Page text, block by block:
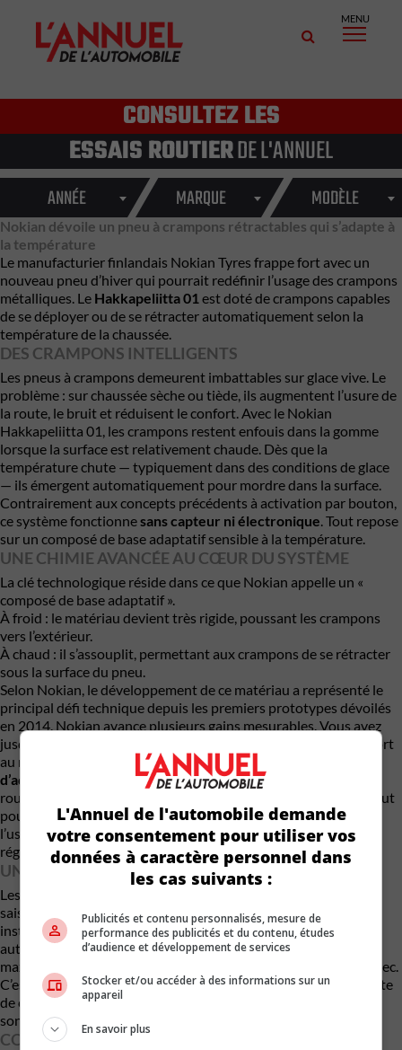
MENU
CONSULTEZ LES
ESSAIS ROUTIERDE L'ANNUEL
ANNÉE MARQUE MODÈLE
Nokian dévoile un pneu à crampons rétractables qui s’adapte à
la température
Le manufacturier finlandais Nokian Tyres frappe fort avec un
nouveau pneu d’hiver qui pourrait redéfinir l’usage des crampons
métalliques. Le Hakkapeliitta 01 est doté de crampons capables
de se déployer ou de se rétracter automatiquement selon la
température de la chaussée.
DES CRAMPONS INTELLIGENTS
Les pneus à crampons demeurent imbattables sur glace vive. Le
problème : sur chaussée sèche ou tiède, ils augmentent l’usure de
la route, le bruit et réduisent le confort. Avec le Nokian
Hakkapeliitta 01, les crampons restent enfouis dans la gomme
lorsque la surface est relativement chaude. Dès que la
température chute — typiquement dans des conditions de glace
— ils émergent automatiquement pour mordre dans la surface.
Contrairement aux concepts précédents à activation par bouton,
ce système fonctionnesans capteur ni électronique. Tout repose
sur un composé de base adaptatif sensible à la température.
UNE CHIMIE AVANCÉE AU CŒUR DU SYSTÈME
La clé technologique réside dans ce que Nokian appelle un «
composé de base adaptatif ».
À froid : le matériau devient très rigide, poussant les crampons
vers l’extérieur.
À chaud : il s’assouplit, permettant aux crampons de se rétracter
sous la surface du pneu.
Selon Nokian, le développement de ce matériau a représenté le
principal défi technique depuis les premiers prototypes dévoilés
en 2014. Nokian avance plusieurs gains mesurables. Vous avez
jusqu’à
par rapport
au modèle précédent
+10 % d’adhérence sur glace,
d’adhérence sur sol mouillé et une réduction du bruit de
roulement d’environ
Des chiffres intéressants, surtout
pour des marchés comme le Québec ou les pays nordiques où
l’usage des crampons est répandu mais de plus en plus
réglementé.
UNE RÉPONSE AUX HIVERS IMPRÉVISIBLES
Les cycles répétés de gel-dégel compliquent la gestion
saisonnière des pneus à crampons. Il devient risqué de les
installer trop tôt… ou de les retirer trop tard. Avec un système
autorégulé, le conducteur n’a plus à choisir entre performance
maximale sur glace et comportement acceptable sur asphalte sec.
C’est une solution particulièrement pertinente dans un contexte
de changements climatiques où les variations de température
sont plus fréquentes.
CONCLUSION
L'Annuel de l'automobile demande
votre consentement pour utiliser vos
données à caractère personnel dans
les cas suivants :
Publicités et contenu personnalisés, mesure de
performance des publicités et du contenu, études
d’audience et développement de services
Stocker et/ou accéder à des informations sur un
appareil
En savoir plus